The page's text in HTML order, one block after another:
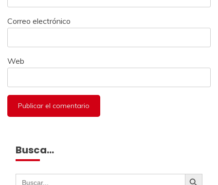
Correo electrónico
Web
Busca…
Buscar: Botón de búsqueda